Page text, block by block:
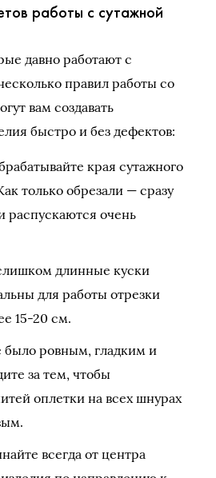
работы с сутажной
давно работают с
правил работы со
вам создавать
быстро и без дефектов:
края сутажного
только обрезали — сразу
распускаются очень
длинные куски
для работы отрезки
15-20 см.
было ровным, гладким и
за тем, чтобы
оплетки на всех шнурах
всегда от центра